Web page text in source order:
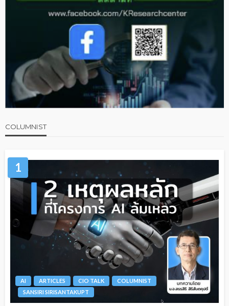
COLUMNIST
1
AI ARTICLES CIO TALK
COLUMNIST
SANSIRI SIRISANTAKUPT